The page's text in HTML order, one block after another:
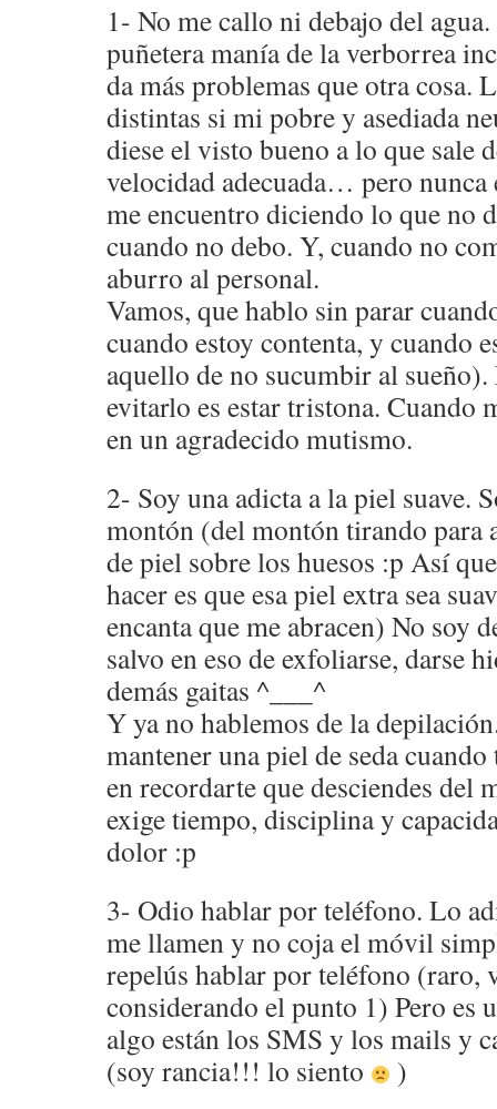
1- No me callo ni debajo del
puñetera manía de la verborrea
da más problemas que otra cosa.
distintas si mi pobre y asediada
diese el visto bueno a lo que sale
velocidad adecuada… pero nunca
me encuentro diciendo lo que no
cuando no debo. Y, cuando no
aburro al personal.
Vamos, que hablo sin parar
cuando estoy contenta, y cuando
aquello de no sucumbir al
evitarlo es estar tristona. Cuando
en un agradecido mutismo.
2- Soy una adicta a la piel suave.
montón (del montón tirando para
de piel sobre los huesos :p Así
hacer es que esa piel extra sea
encanta que me abracen) No soy
salvo en eso de exfoliarse, darse
demás gaitas ^___^
Y ya no hablemos de la
mantener una piel de seda cuando
en recordarte que desciendes del
exige tiempo, disciplina y
dolor :p
3- Odio hablar por teléfono. Lo
me llamen y no coja el móvil
repelús hablar por teléfono (raro,
considerando el punto 1) Pero es
algo están los SMS y los mails y
(soy rancia!!! lo siento
)